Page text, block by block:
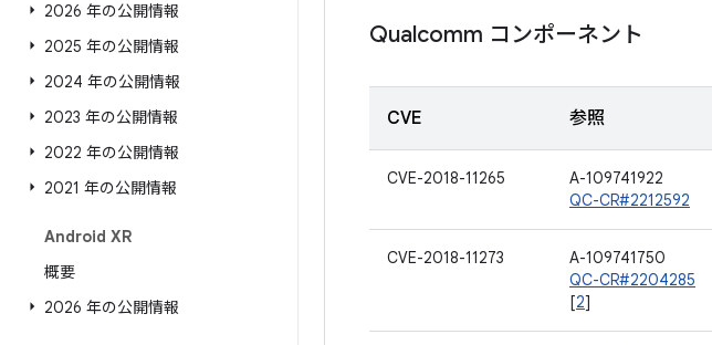
2026 年の公開情報
2025 年の公開情報
2024 年の公開情報
2023 年の公開情報
2022 年の公開情報
2021 年の公開情報
Android XR
概要
2026 年の公開情報
Qualcomm コンポーネント
CVE 参照
CVE-2018-11265
A-109741922
QC-CR#2212592
CVE-2018-11273
A-109741750
QC-CR#2204285
[2]